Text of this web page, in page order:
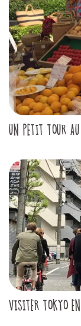
UN PETIT TOUR
VISITER TOKYO